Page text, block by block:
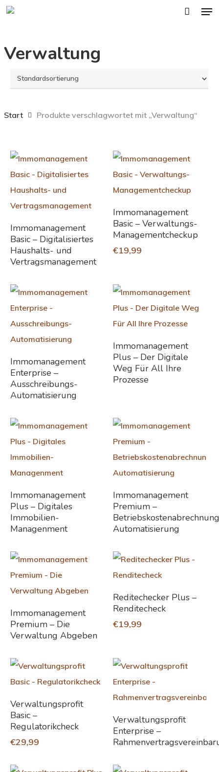
Skip
content
Verwaltung
Start Produkte verschlagwortet mit „Verwaltung“
Immomanagement
Basic – Digitalisiertes
Haushalts- und
Vertragsmanagement
In Den Warenkorb
Immomanagement
Basic – Verwaltungs-
Managementcheckup
€19,99
Immomanagement
Enterprise –
Ausschreibungs-
Automatisierung
Immomanagement
Plus – Der Digitale
Weg Für All Ihre
Prozesse
Immomanagement
Plus – Digitales
Immobilien-
Managenment
Immomanagement
Premium –
Automatisierung
Immomanagement
Premium – Die
Verwaltung Abgeben
In Den Warenkorb
Reditechecker Plus –
Renditecheck
€19,99
In Den Warenkorb
Verwaltungsprofit
Basic –
Regulatorikcheck
€29,99
Weiterlesen
Verwaltungsprofit
Enterprise –